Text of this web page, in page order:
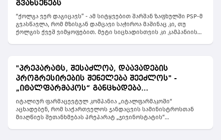
გვახსენებს
“ქოლგა ვერ დაგიცავს” - ამ სიტყვებით შარშან ზაფხულში PSP-მ
გვასწავლა, რომ მზისგან დამცავი საჭიროა მაშინაც კი, თუ
ქოლგის ქვეშ ვიმყოფებით. მეტი სიცხადისთვის კი კამპანიის
მთავარი სათქმელი, რომ “უსაფრთხო რუჯი არ არსებობს”. თუ
შარშან ბრენდმა გავრცელებულ მითებს სანაპიროზე
გამოუცხადა ბრძოლა, წელს ტერიტორია გააფართოვა და
გზავნილს ავრცელებს ყველგან, სადაც მზეა. აღმოჩნდა, რომ
გამოსხივებამ შეიძლება მოგვაგნოს ჩრდილშიც, შენობაშიც,
მანქანაშიც, ამიტომ მზისგან დამცავი უნდა წავისვათ
ყველგან. ამ მისიით ბრენდმა თავად “მზე” აალაპარაკა,
"პრეპარატს, შესაძლოა, დაავადების
პროგრესირების შენელება შეეძლოს" -
„იტალფარმაკოს“ განცხადება
"ჯივინოსტატთან" დაკავშირებით
იტალიურ ფარმაცევტულ კომპანია „იტალფარმაკოში“
აცხადებენ, რომ საქართველოს ჯანდაცვის სამინისტროსთან
მიაღწიეს შეთანხმებას პრეპარატ „ჯივინოსტატის“